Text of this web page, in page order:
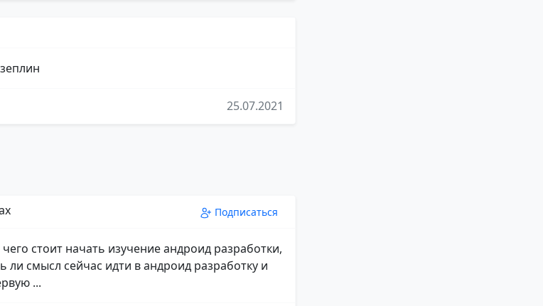
25.07.2021
Подписаться
стоит начать изучение андроид разработки,
ли смысл сейчас идти в андроид разработку и
...